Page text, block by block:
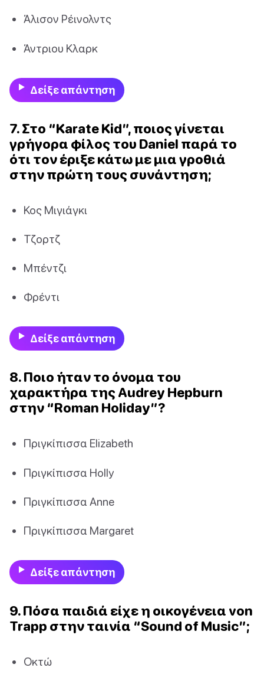
Άλισον Ρέινολντς
Άντριου Κλαρκ
Δείξε απάντηση
7. Στο “Karate Kid”, ποιος γίνεται
γρήγορα φίλος του Daniel παρά το
ότι τον έριξε κάτω με μια γροθιά
στην πρώτη τους συνάντηση;
Κος Μιγιάγκι
Τζορτζ
Μπέντζι
Φρέντι
Δείξε απάντηση
8. Ποιο ήταν το όνομα του
χαρακτήρα της Audrey Hepburn
στην “Roman Holiday”?
Πριγκίπισσα Elizabeth
Πριγκίπισσα Holly
Πριγκίπισσα Anne
Πριγκίπισσα Margaret
Δείξε απάντηση
9. Πόσα παιδιά είχε η οικογένεια von
Trapp στην ταινία “Sound of Music”;
Οκτώ